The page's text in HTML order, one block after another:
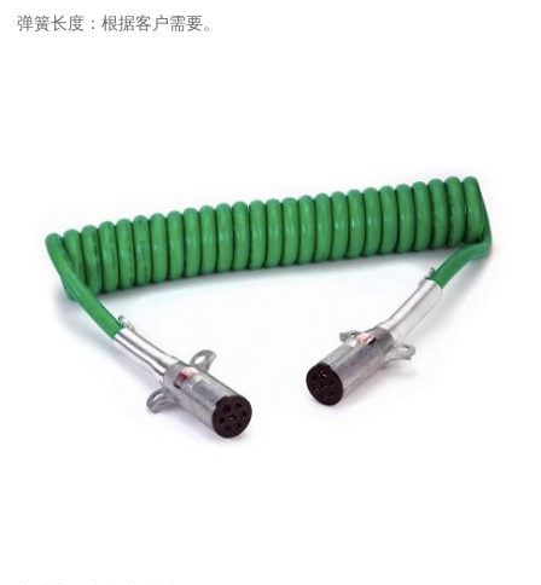
弹簧长度：根据客户需要。